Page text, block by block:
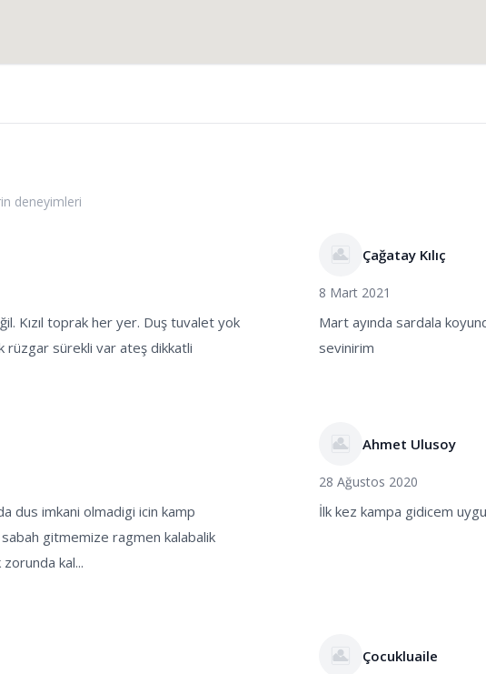
deneyimleri
Kızıl toprak her yer. Duş tuvalet yok
rüzgar sürekli var ateş dikkatli
Çağatay Kılıç
8 Mart 2021
Mart ayında sardala
sevinirim
dus imkani olmadigi icin kamp
gitmemize ragmen kalabalik
kal...
Ahmet Ulusoy
28 Ağustos 2020
İlk kez kampa gidicem
Çocukluaile